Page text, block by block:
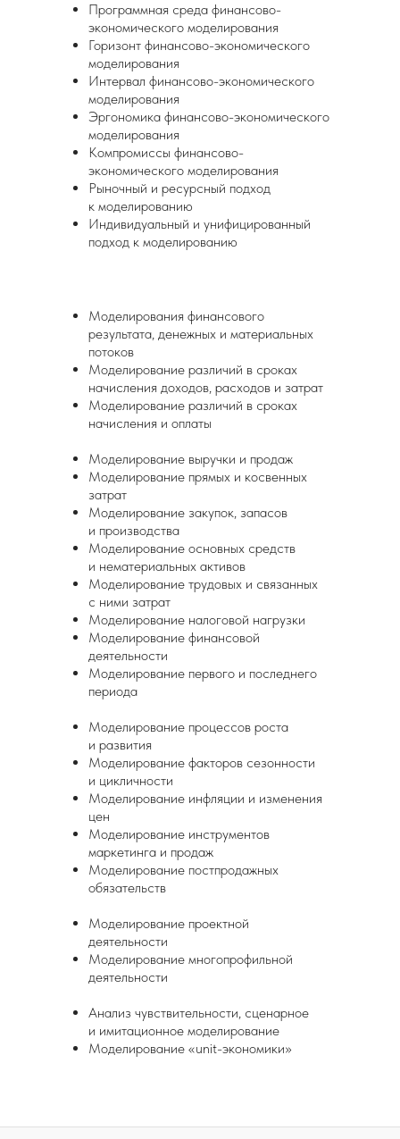
Моделирования финансового
результата, денежных и материальных
потоков
Моделирование различий в сроках
начисления доходов, расходов и затрат
Моделирование различий в сроках
начисления и оплаты
Моделирование выручки и продаж
Моделирование прямых и косвенных
затрат
Моделирование закупок, запасов
и производства
Моделирование основных средств
и нематериальных активов
Моделирование трудовых и связанных
с ними затрат
Моделирование налоговой нагрузки
Моделирование финансовой
деятельности
Моделирование первого и последнего
периода
Моделирование процессов роста
и развития
Моделирование факторов сезонности
и цикличности
Моделирование инфляции и изменения
цен
Моделирование инструментов
маркетинга и продаж
Моделирование постпродажных
обязательств
Моделирование проектной
деятельности
Моделирование многопрофильной
деятельности
Анализ чувствительности, сценарное
и имитационное моделирование
Моделирование «unit-экономики»
Программная среда финансово-
экономического моделирования
Горизонт финансово-экономического
моделирования
Интервал финансово-экономического
моделирования
Эргономика финансово-экономического
моделирования
Компромиссы финансово-
экономического моделирования
Рыночный и ресурсный подход
к моделированию
Индивидуальный и унифицированный
подход к моделированию